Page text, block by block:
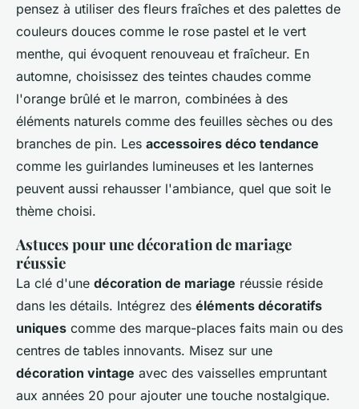
pensez à utiliser des fleurs fraîches et des palettes de
couleurs douces comme le rose pastel et le vert
menthe, qui évoquent renouveau et fraîcheur. En
automne, choisissez des teintes chaudes comme
l'orange brûlé et le marron, combinées à des
éléments naturels comme des feuilles sèches ou des
branches de pin. Les accessoires déco tendance
comme les guirlandes lumineuses et les lanternes
peuvent aussi rehausser l'ambiance, quel que soit le
thème choisi.
Astuces pour une décoration de mariage
réussie
La clé d'une décoration de mariage réussie réside
dans les détails. Intégrez des éléments décoratifs
uniques comme des marque-places faits main ou des
centres de tables innovants. Misez sur une
décoration vintage avec des vaisselles empruntant
aux années 20 pour ajouter une touche nostalgique.